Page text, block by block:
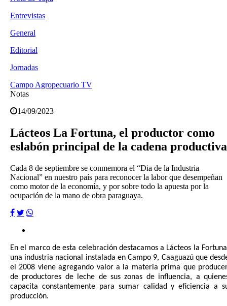
Entrevistas
General
Editorial
Jornadas
Campo Agropecuario TV
Notas
14/09/2023
Lácteos La Fortuna, el productor como
eslabón principal de la cadena productiva
Cada 8 de septiembre se conmemora el “Dia de la Industria
Nacional” en nuestro país para reconocer la labor que desempeñan
como motor de la economía, y por sobre todo la apuesta por la
ocupación de la mano de obra paraguaya.
En el marco de esta celebración destacamos a Lácteos la
una industria nacional instalada en Campo 9, Caaguazú que
el 2008 viene agregando valor a la materia prima que
de productores de leche de sus zonas de influencia, a
capacita constantemente para sumar calidad y eficiencia a
producción.